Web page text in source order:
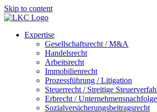
Skip to content
Expertise
Gesellschaftsrecht / M&A
Handelsrecht
Arbeitsrecht
Immobilienrecht
Prozessführung / Litigation
Steuerrecht / Streitige
Erbrecht /
Sozialversicherungsbeitragsrecht